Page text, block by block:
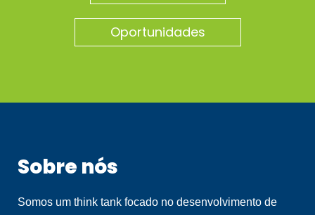
Oportunidades
Sobre nós
Somos um think tank focado no desenvolvimento de